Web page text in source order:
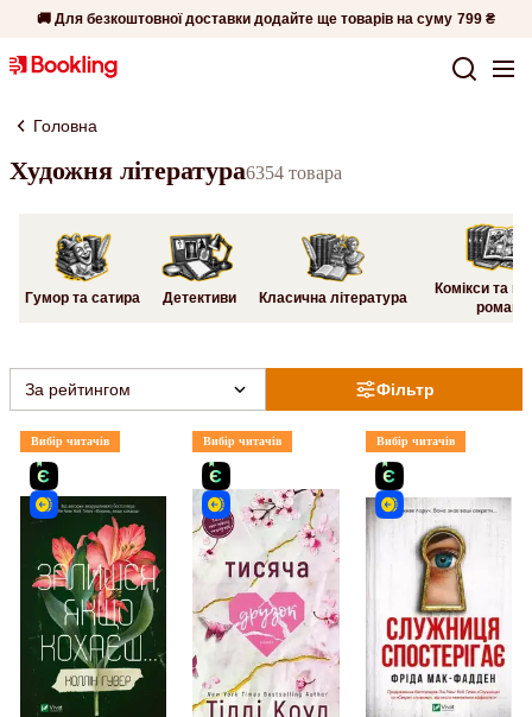
🚚 Для безкоштовної доставки додайте ще товарів на суму 799 ₴
Головна
Художня література6354 товара
Гумор та сатира Детективи Класична література
Комікси та
романи
Фільтр
За рейтингом
Вибір читачів Вибір читачів Вибір читачів